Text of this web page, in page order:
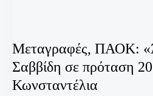
Μεταγραφές, ΠΑΟΚ:
Σαββίδη σε πρόταση
Κωνσταντέλια